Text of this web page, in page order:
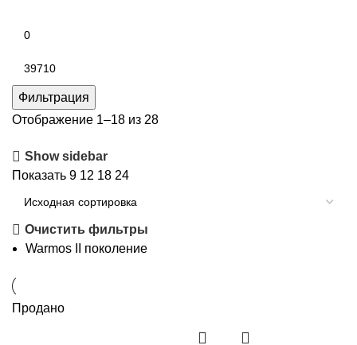
Фильтрация
Отображение 1–18 из 28
Show sidebar
Показать 9 12 18 24
Очистить фильтры
Warmos II поколение
Продано